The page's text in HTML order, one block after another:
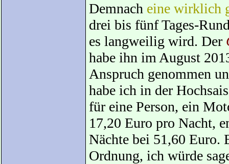
Demnach eine wirklich
drei bis fünf Tages-
es langweilig wird. Der
habe ihn im August
Anspruch genommen
habe ich in der
für eine Person, ein
17,20 Euro pro Nacht,
Nächte bei 51,60 Euro.
Ordnung, ich würde